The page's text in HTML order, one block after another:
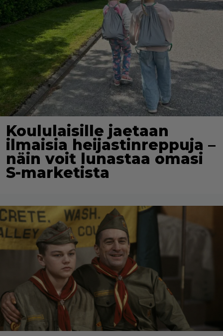
Koululaisille jaetaan
ilmaisia heijastinreppuja –
näin voit lunastaa omasi
S-marketista